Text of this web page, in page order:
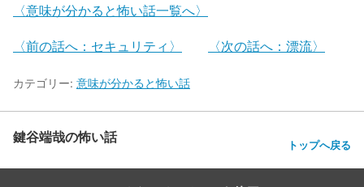
〈意味が分かると怖い話一覧へ〉
〈前の話へ：セキュリティ〉 〈次の話へ：漂流〉
カテゴリー: 意味が分かると怖い話
鍵谷端哉の怖い話 トップへ戻る